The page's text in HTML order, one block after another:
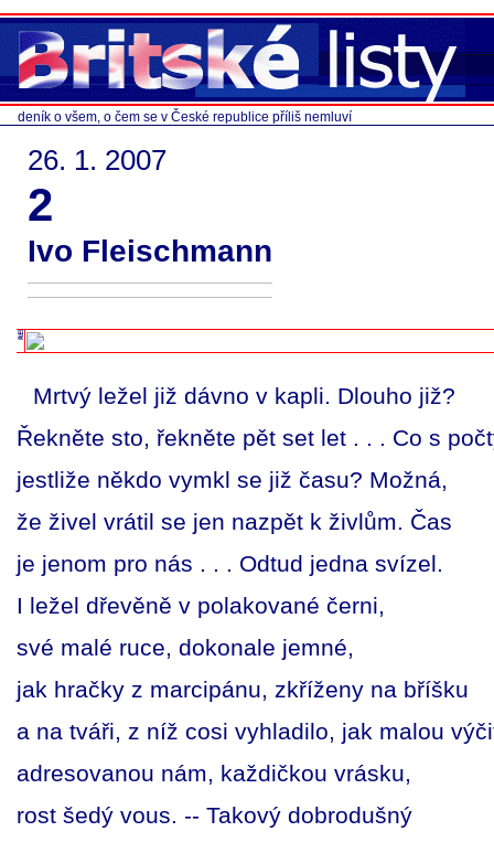
deník o všem, o čem se v České republice příliš nemluví
26. 1. 2007
2
Ivo Fleischmann
Mrtvý ležel již dávno v kapli. Dlouho již?
Řekněte sto, řekněte pět set let . . . Co s
jestliže někdo vymkl se již času? Možná,
že živel vrátil se jen nazpět k živlům. Čas
je jenom pro nás . . . Odtud jedna svízel.
I ležel dřevěně v polakované černi,
své malé ruce, dokonale jemné,
jak hračky z marcipánu, zkříženy na bříšku
a na tváři, z níž cosi vyhladilo, jak malou
adresovanou nám, každičkou vrásku,
rost šedý vous. -- Takový dobrodušný